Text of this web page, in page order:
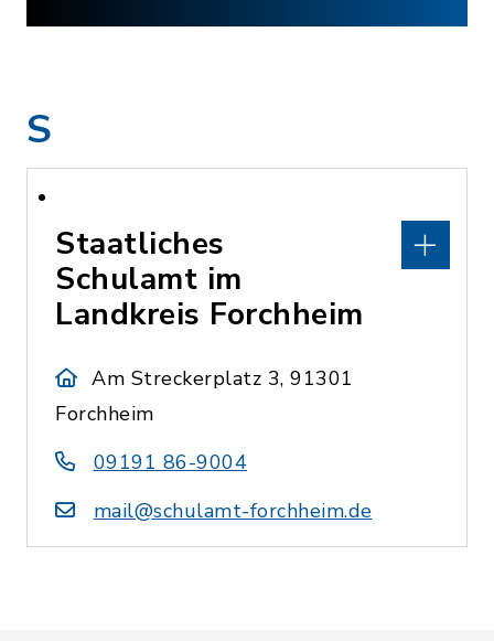
S
Staatliches
Schulamt im
Landkreis Forchheim
Am Streckerplatz 3, 91301
Forchheim
09191 86-9004
mail@schulamt-forchheim.de